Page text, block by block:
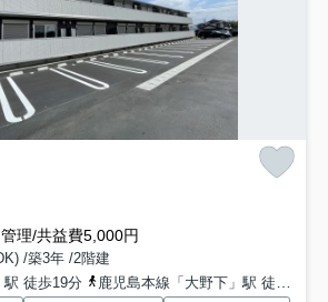
管理/共益費5,000円
/築3年 /2階建
駅 徒歩19分
鹿児島本線「大野下」駅 徒歩48分